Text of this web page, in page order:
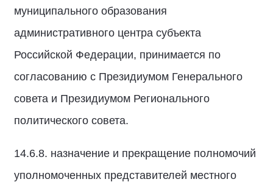
муниципального образования
административного центра субъекта
Российской Федерации, принимается по
согласованию с Президиумом Генерального
совета и Президиумом Регионального
политического совета.
14.6.8. назначение и прекращение полномочий
уполномоченных представителей местного